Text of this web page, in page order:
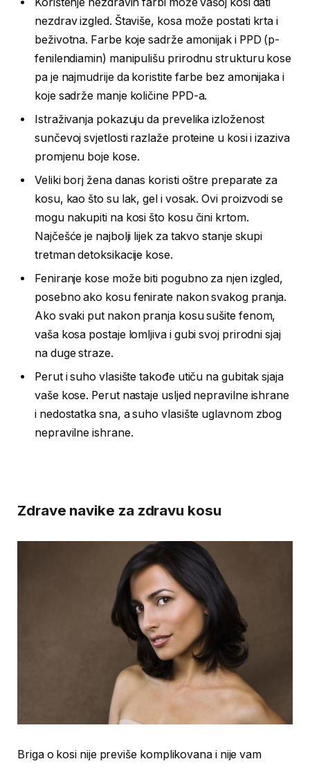
Korištenje nezdravih farbi može vašoj kosi dati
nezdrav izgled. Štaviše, kosa može postati krta i
beživotna. Farbe koje sadrže amonijak i PPD (p-
fenilendiamin) manipulišu prirodnu strukturu kose
pa je najmudrije da koristite farbe bez amonijaka i
koje sadrže manje količine PPD-a.
Istraživanja pokazuju da prevelika izloženost
sunčevoj svjetlosti razlaže proteine u kosi i izaziva
promjenu boje kose.
Veliki borj žena danas koristi oštre preparate za
kosu, kao što su lak, gel i vosak. Ovi proizvodi se
mogu nakupiti na kosi što kosu čini krtom.
Najčešće je najbolji lijek za takvo stanje skupi
tretman detoksikacije kose.
Feniranje kose može biti pogubno za njen izgled,
posebno ako kosu fenirate nakon svakog pranja.
Ako svaki put nakon pranja kosu sušite fenom,
vaša kosa postaje lomljiva i gubi svoj prirodni sjaj
na duge straze.
Perut i suho vlasište takođe utiču na gubitak sjaja
vaše kose. Perut nastaje usljed nepravilne ishrane
i nedostatka sna, a suho vlasište uglavnom zbog
nepravilne ishrane.
Zdrave navike za zdravu kosu
Briga o kosi nije previše komplikovana i nije vam